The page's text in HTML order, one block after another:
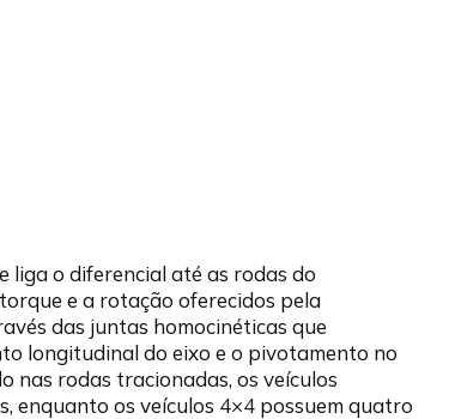
liga o diferencial até as rodas do
e a rotação oferecidos pela
das juntas homocinéticas que
longitudinal do eixo e o pivotamento no
nas rodas tracionadas, os veículos
enquanto os veículos 4×4 possuem quatro